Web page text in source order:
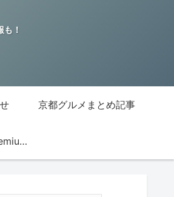
！
京都グルメまとめ記事
Hide Ads for Premium Members